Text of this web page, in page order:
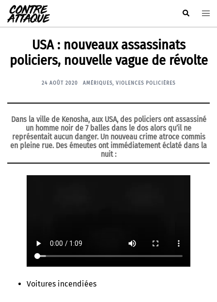
Aller
au
contenu
Rechercher
USA : nouveaux assassinats
policiers, nouvelle vague de révolte
24 AOÛT 2020 AMÉRIQUES, VIOLENCES POLICIÈRES
Dans la ville de Kenosha, aux USA, des policiers ont assassiné
un homme noir de 7 balles dans le dos alors qu’il ne
représentait aucun danger. Un nouveau crime atroce commis
en pleine rue. Des émeutes ont immédiatement éclaté dans la
nuit :
Voitures incendiées